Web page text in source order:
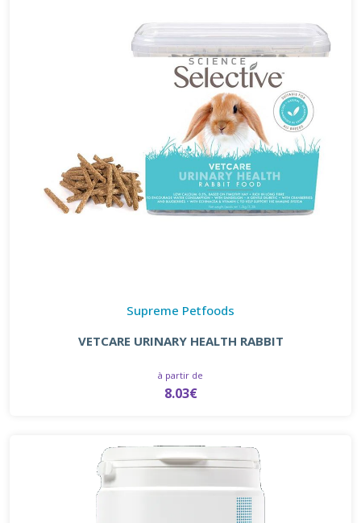
Supreme Petfoods
VETCARE URINARY HEALTH RABBIT
à partir de
8.03€